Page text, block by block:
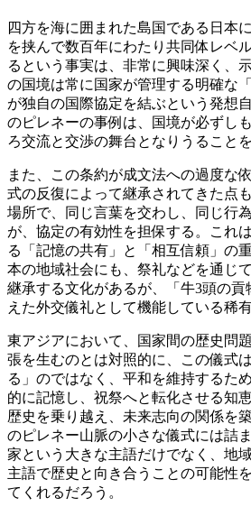
四方を海に囲まれた島国である日本
を挟んで数百年にわたり共同体レベ
るという事実は、非常に興味深く、
の国境は常に国家が管理する明確な
が独自の国際協定を結ぶという発想
のピレネーの事例は、国境が必ずし
ろ交流と交渉の舞台となりうること
また、この条約が成文法への過度な
式の反復によって継承されてきた点
場所で、同じ言葉を交わし、同じ行
が、協定の有効性を担保する。これ
る「記憶の共有」と「相互信頼」の
本の地域社会にも、祭礼などを通じ
継承する文化があるが、「牛3頭の
えた外交儀礼として機能している稀
東アジアにおいて、国家間の歴史問
張を生むのとは対照的に、この儀式
る」のではなく、平和を維持するた
的に記憶し、祝祭へと転化させる知
歴史を乗り越え、未来志向の関係を
のピレネー山脈の小さな儀式には詰
家という大きな主語だけでなく、地
主語で歴史と向き合うことの可能性
てくれるだろう。